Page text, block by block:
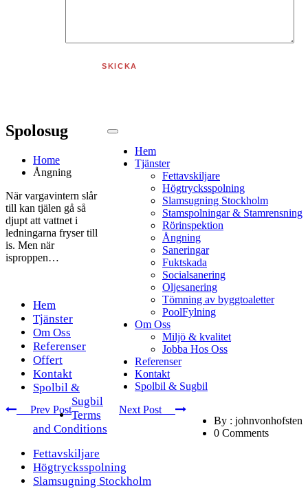
Hem
Tjänster
Fettavskiljare
Högtrycksspolning
Slamsugning Stockholm
Stamspolningar & Stamrensning
Rörinspektion
Ångning
Saneringar
Fuktskada
Socialsanering
Oljesanering
Tömning av byggtoaletter
PoolFylning
Om Oss
Miljö & kvalitet
Jobba Hos Oss
Referenser
Kontakt
Spolbil & Sugbil
Spolosug
Home
Ångning
By : johnvonhofsten
0 Comments
När vargavintern slår
till kan tjälen gå så
djupt att vattnet i
ledningarna fryser till
is. Men när
isproppen…
Prev Post Next Post
Hem
Tjänster
Om Oss
Referenser
Offert
Kontakt
Spolbil &
Sugbil
Terms
and Conditions
Fettavskiljare
Högtrycksspolning
Slamsugning Stockholm